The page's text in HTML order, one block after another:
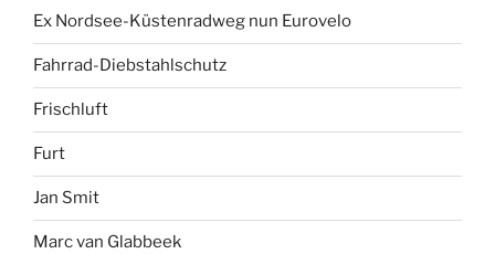
Ex Nordsee-Küstenradweg nun Eurovelo
Fahrrad-Diebstahlschutz
Frischluft
Furt
Jan Smit
Marc van Glabbeek